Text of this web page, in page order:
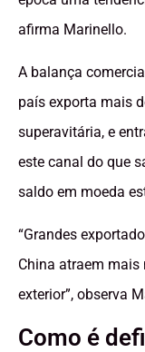
afirma Marinello.
A balança
país exporta mais
superavitária, e
este canal do que
saldo em moeda
“Grandes
China atraem
exterior”, observa
Como é